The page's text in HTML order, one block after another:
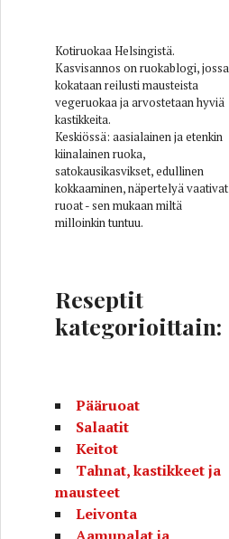
Kotiruokaa Helsingistä.
Kasvisannos on ruokablogi, jossa
kokataan reilusti mausteista
vegeruokaa ja arvostetaan hyviä
kastikkeita.
Keskiössä: aasialainen ja etenkin
kiinalainen ruoka,
satokausikasvikset, edullinen
kokkaaminen, näpertelyä vaativat
ruoat - sen mukaan miltä
milloinkin tuntuu.
Reseptit
kategorioittain:
Pääruoat
Salaatit
Keitot
Tahnat, kastikkeet ja
mausteet
Leivonta
Aamupalat ja